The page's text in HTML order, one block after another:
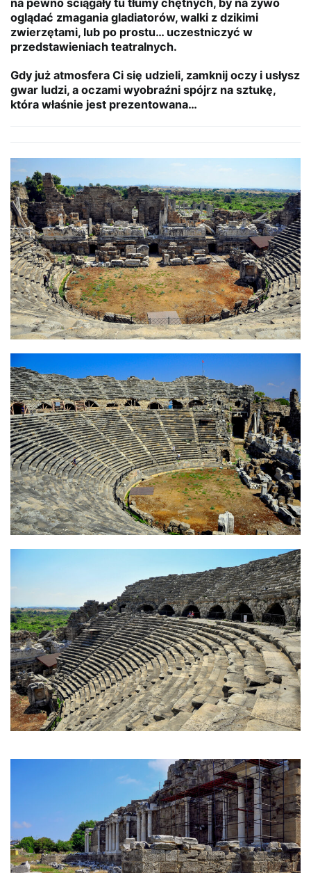
na pewno ściągały tu tłumy chętnych, by na żywo
oglądać zmagania gladiatorów, walki z dzikimi
zwierzętami, lub po prostu… uczestniczyć w
przedstawieniach teatralnych.
Gdy już atmosfera Ci się udzieli, zamknij oczy i usłysz
gwar ludzi, a oczami wyobraźni spójrz na sztukę,
która właśnie jest prezentowana…